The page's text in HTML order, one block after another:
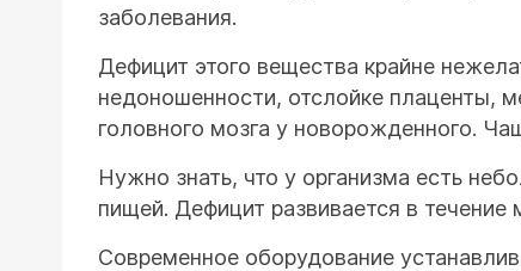
заболевания.
Дефицит этого вещества крайне
недоношенности, отслойке плаценты,
головного мозга у новорожденного.
Нужно знать, что у организма есть
пищей. Дефицит развивается в течение
Современное оборудование